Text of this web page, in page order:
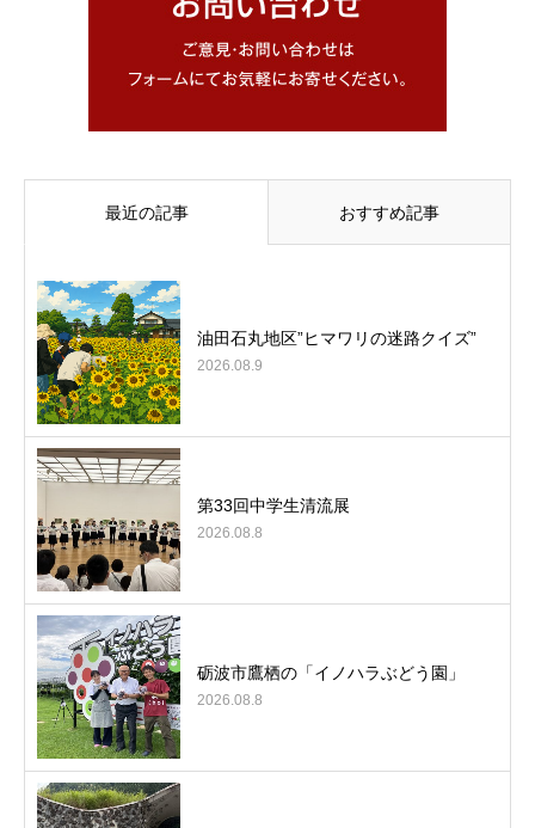
最近の記事 おすすめ記事
油田石丸地区”ヒマワリの迷路クイズ”
2026.08.9
第33回中学生清流展
2026.08.8
砺波市鷹栖の「イノハラぶどう園」
2026.08.8